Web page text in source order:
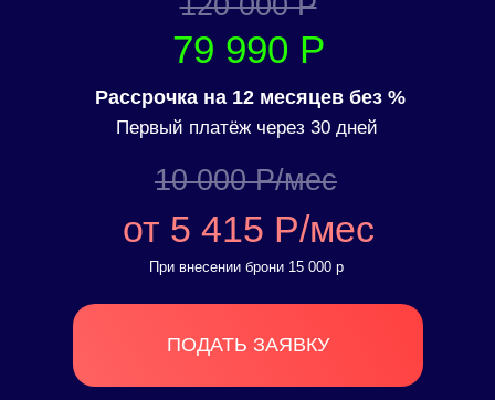
Рассрочка на 12 месяцев без %
от 5 415 Р/мес
Первый платёж через 30 дней
10 000 Р/мес
ПОДАТЬ ЗАЯВКУ
При внесении брони 15 000 р
79 990 Р